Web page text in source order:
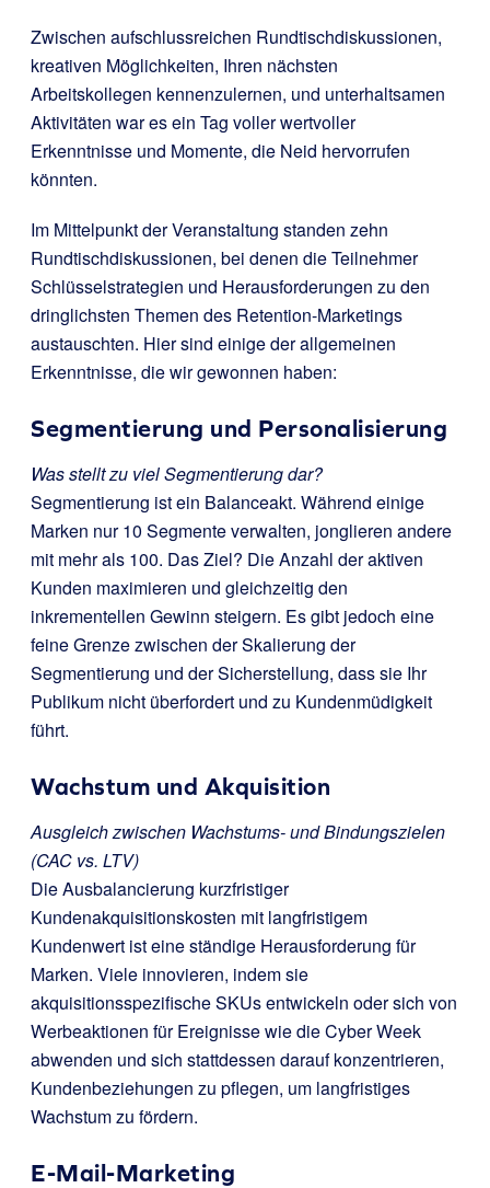
Zwischen aufschlussreichen Rundtischdiskussionen,
kreativen Möglichkeiten, Ihren nächsten
Arbeitskollegen kennenzulernen, und unterhaltsamen
Aktivitäten war es ein Tag voller wertvoller
Erkenntnisse und Momente, die Neid hervorrufen
könnten.
Im Mittelpunkt der Veranstaltung standen zehn
Rundtischdiskussionen, bei denen die Teilnehmer
Schlüsselstrategien und Herausforderungen zu den
dringlichsten Themen des Retention-Marketings
austauschten. Hier sind einige der allgemeinen
Erkenntnisse, die wir gewonnen haben:
Segmentierung und Personalisierung
Was stellt zu viel Segmentierung dar?
Segmentierung ist ein Balanceakt. Während einige
Marken nur 10 Segmente verwalten, jonglieren andere
mit mehr als 100. Das Ziel? Die Anzahl der aktiven
Kunden maximieren und gleichzeitig den
inkrementellen Gewinn steigern. Es gibt jedoch eine
feine Grenze zwischen der Skalierung der
Segmentierung und der Sicherstellung, dass sie Ihr
Publikum nicht überfordert und zu Kundenmüdigkeit
führt.
Wachstum und Akquisition
Ausgleich zwischen Wachstums- und Bindungszielen
(CAC vs. LTV)
Die Ausbalancierung kurzfristiger
Kundenakquisitionskosten mit langfristigem
Kundenwert ist eine ständige Herausforderung für
Marken. Viele innovieren, indem sie
akquisitionsspezifische SKUs entwickeln oder sich von
Werbeaktionen für Ereignisse wie die Cyber Week
abwenden und sich stattdessen darauf konzentrieren,
Kundenbeziehungen zu pflegen, um langfristiges
Wachstum zu fördern.
E-Mail-Marketing